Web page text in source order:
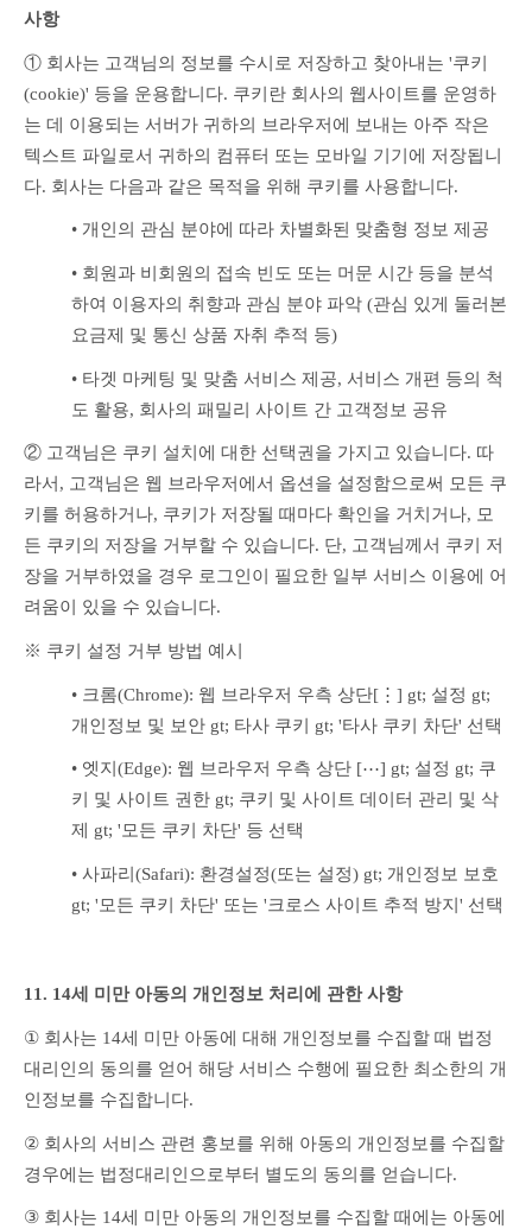
사항
① 회사는 고객님의 정보를 수시로 저장하고 찾아내는 '쿠키
(cookie)' 등을 운용합니다. 쿠키란 회사의 웹사이트를 운영하
는 데 이용되는 서버가 귀하의 브라우저에 보내는 아주 작은
텍스트 파일로서 귀하의 컴퓨터 또는 모바일 기기에 저장됩니
다. 회사는 다음과 같은 목적을 위해 쿠키를 사용합니다.
• 개인의 관심 분야에 따라 차별화된 맞춤형 정보 제공
• 회원과 비회원의 접속 빈도 또는 머문 시간 등을 분석
하여 이용자의 취향과 관심 분야 파악 (관심 있게 둘러본
요금제 및 통신 상품 자취 추적 등)
• 타겟 마케팅 및 맞춤 서비스 제공, 서비스 개편 등의 척
도 활용, 회사의 패밀리 사이트 간 고객정보 공유
② 고객님은 쿠키 설치에 대한 선택권을 가지고 있습니다. 따
라서, 고객님은 웹 브라우저에서 옵션을 설정함으로써 모든 쿠
키를 허용하거나, 쿠키가 저장될 때마다 확인을 거치거나, 모
든 쿠키의 저장을 거부할 수 있습니다. 단, 고객님께서 쿠키 저
장을 거부하였을 경우 로그인이 필요한 일부 서비스 이용에 어
려움이 있을 수 있습니다.
※ 쿠키 설정 거부 방법 예시
• 크롬(Chrome): 웹 브라우저 우측 상단[⋮] gt; 설정 gt;
개인정보 및 보안 gt; 타사 쿠키 gt; '타사 쿠키 차단' 선택
• 엣지(Edge): 웹 브라우저 우측 상단 [⋯] gt; 설정 gt; 쿠
키 및 사이트 권한 gt; 쿠키 및 사이트 데이터 관리 및 삭
제 gt; '모든 쿠키 차단' 등 선택
• 사파리(Safari): 환경설정(또는 설정) gt; 개인정보 보호
gt; '모든 쿠키 차단' 또는 '크로스 사이트 추적 방지' 선택
11. 14세 미만 아동의 개인정보 처리에 관한 사항
① 회사는 14세 미만 아동에 대해 개인정보를 수집할 때 법정
대리인의 동의를 얻어 해당 서비스 수행에 필요한 최소한의 개
인정보를 수집합니다.
② 회사의 서비스 관련 홍보를 위해 아동의 개인정보를 수집할
경우에는 법정대리인으로부터 별도의 동의를 얻습니다.
③ 회사는 14세 미만 아동의 개인정보를 수집할 때에는 아동에